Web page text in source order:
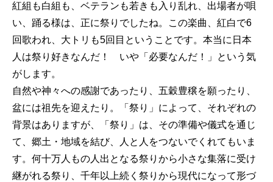
紅組も白組も、ベテランも若きも入り乱れ、出場者が唄
い、踊る様は、正に祭りでしたね。この楽曲、紅白で6
回歌われ、大トリも5回目ということです。本当に日本
人は祭り好きなんだ！ いや「必要なんだ！」という気
がします。
自然や神々への感謝であったり、五穀豊穣を願ったり、
盆には祖先を迎えたり。「祭り」によって、それぞれの
背景はありますが、「祭り」は、その準備や儀式を通じ
て、郷土・地域を結び、人と人をつないでくれてもいま
す。何十万人もの人出となる祭りから小さな集落に受け
継がれる祭り、千年以上続く祭りから現代になって形づ